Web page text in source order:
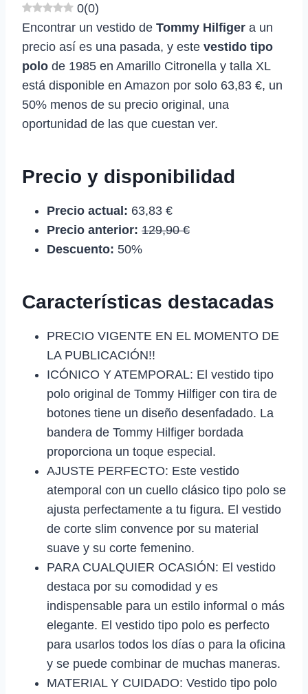
0(0)
Encontrar un vestido de Tommy Hilfiger a un
precio así es una pasada, y este vestido tipo
polo de 1985 en Amarillo Citronella y talla XL
está disponible en Amazon por solo 63,83 €, un
50% menos de su precio original, una
oportunidad de las que cuestan ver.
Precio y disponibilidad
Precio actual: 63,83 €
Precio anterior: 129,90 €
Descuento: 50%
Características destacadas
PRECIO VIGENTE EN EL MOMENTO DE
LA PUBLICACIÓN!!
ICÓNICO Y ATEMPORAL: El vestido tipo
polo original de Tommy Hilfiger con tira de
botones tiene un diseño desenfadado. La
bandera de Tommy Hilfiger bordada
proporciona un toque especial.
AJUSTE PERFECTO: Este vestido
atemporal con un cuello clásico tipo polo se
ajusta perfectamente a tu figura. El vestido
de corte slim convence por su material
suave y su corte femenino.
PARA CUALQUIER OCASIÓN: El vestido
destaca por su comodidad y es
indispensable para un estilo informal o más
elegante. El vestido tipo polo es perfecto
para usarlos todos los días o para la oficina
y se puede combinar de muchas maneras.
MATERIAL Y CUIDADO: Vestido tipo polo